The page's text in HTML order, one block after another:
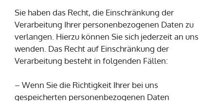
Sie haben das Recht, die Einschränkung der
Verarbeitung Ihrer personenbezogenen Daten zu
verlangen. Hierzu können Sie sich jederzeit an uns
wenden. Das Recht auf Einschränkung der
Verarbeitung besteht in folgenden Fällen:
– Wenn Sie die Richtigkeit Ihrer bei uns
gespeicherten personenbezogenen Daten